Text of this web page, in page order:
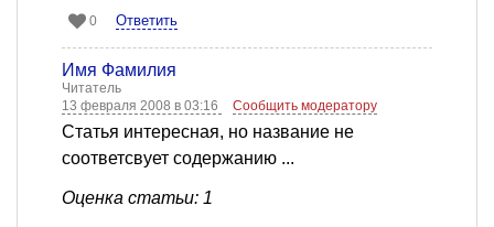
0 Ответить
Имя Фамилия
Читатель
13 февраля 2008 в 03:16
Сообщить модератору
Статья интересная, но название не
соответсвует содержанию ...
Оценка статьи: 1